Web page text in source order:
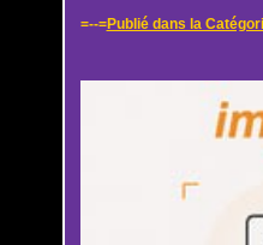
=--=Publié dans la